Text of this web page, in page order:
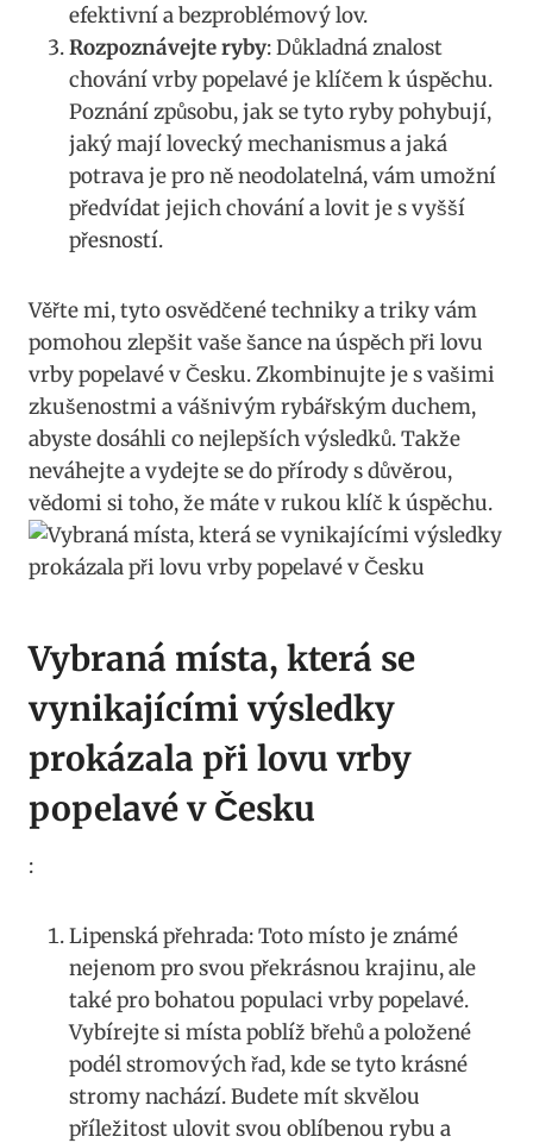
efektivní‌ a bezproblémový lov.
Rozpoznávejte ⁢ryby: Důkladná znalost
chování vrby popelavé je ‍klíčem k úspěchu.
Poznání ⁤způsobu, ‍jak se⁢ tyto ryby‌ pohybují,
jaký mají lovecký ⁢mechanismus a jaká
potrava ⁤je‌ pro ně neodolatelná, vám umožní
‍předvídat jejich chování a lovit je⁤ s ‍vyšší
přesností.
Věřte mi,​ tyto osvědčené techniky a triky vám
pomohou zlepšit ‌vaše šance na úspěch při lovu
vrby popelavé v Česku. ​Zkombinujte je s⁣ vašimi
zkušenostmi a vášnivým rybářským duchem,
abyste ⁤dosáhli co nejlepších⁢ výsledků. Takže
neváhejte a vydejte se do přírody s ‍důvěrou,
vědomi si toho,⁢ že máte v ⁤rukou klíč k úspěchu.
Vybraná ⁢místa, ‌která se⁣
vynikajícími výsledky‌
prokázala při lovu vrby
popelavé v Česku
:
Lipenská přehrada: Toto místo je známé
nejenom pro svou překrásnou krajinu, ale
také pro⁤ bohatou populaci​ vrby‍ popelavé.
Vybírejte si‌ místa ‍poblíž ‌břehů a položené
podél stromových řad, kde⁢ se​ tyto krásné
⁤stromy ‍nachází.⁢ Budete ‌mít skvělou
příležitost ulovit svou oblíbenou rybu a